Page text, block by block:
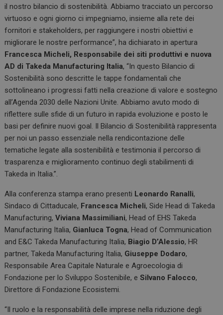
il nostro bilancio di sostenibilità. Abbiamo tracciato un percorso
virtuoso e ogni giorno ci impegniamo, insieme alla rete dei
fornitori e stakeholders, per raggiungere i nostri obiettivi e
migliorare le nostre performance”, ha dichiarato in apertura
Francesca Micheli, Responsabile dei siti produttivi e nuova
AD di Takeda Manufacturing Italia, “In questo Bilancio di
Sostenibilità sono descritte le tappe fondamentali che
sottolineano i progressi fatti nella creazione di valore e sostegno
all’Agenda 2030 delle Nazioni Unite. Abbiamo avuto modo di
riflettere sulle sfide di un futuro in rapida evoluzione e posto le
basi per definire nuovi goal. Il Bilancio di Sostenibilità rappresenta
per noi un passo essenziale nella rendicontazione delle
tematiche legate alla sostenibilità e testimonia il percorso di
trasparenza e miglioramento continuo degli stabilimenti di
Takeda in Italia.”.
Alla conferenza stampa erano presenti Leonardo Ranalli,
Sindaco di Cittaducale, Francesca Micheli, Side Head di Takeda
Manufacturing,Viviana Massimiliani, Head of EHS Takeda
Manufacturing Italia, Gianluca Togna, Head of Communication
and E&C Takeda Manufacturing Italia, Biagio D’Alessio, HR
partner, Takeda Manufacturing Italia, Giuseppe Dodaro,
Responsabile Area Capitale Naturale e Agroecologia di
Fondazione per lo Sviluppo Sostenibile, e Silvano Falocco,
Direttore di Fondazione Ecosistemi.
“Il ruolo e la responsabilità delle imprese nella riduzione degli